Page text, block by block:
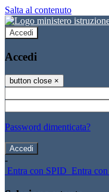
Salta al contenuto
Accedi
Accedi
button close ×
Password dimenticata?
-
Entra con SPID Entra